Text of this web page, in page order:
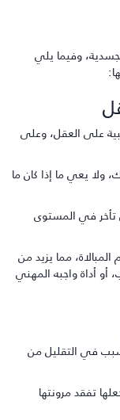
وفيما يلي
على العقل، وعلى
يعي ما إذا كان ما
في المستوى
مما يزيد من
أداة واجبه المهني
في التقليل من
تفقد مرونتها